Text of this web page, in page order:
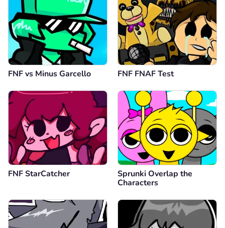
FNF vs Minus Garcello FNF FNAF Test
FNF StarCatcher
Sprunki Overlap the
Characters